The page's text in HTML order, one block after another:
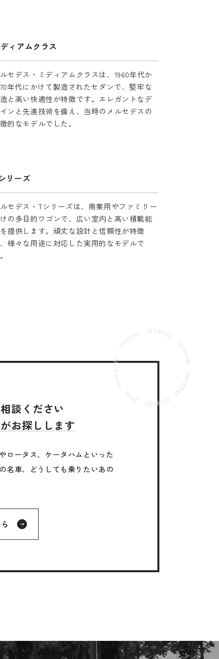
ィアムクラス
セデス・ミディアムクラスは、1960年代か
年代にかけて製造されたセダンで、堅牢な
と高い快適性が特徴です。エレガントなデ
ンと先進技術を備え、当時のメルセデスの
的なモデルでした。
リーズ
セデス・Tシリーズは、商業用やファミリー
の多目的ワゴンで、広い室内と高い積載能
提供します。頑丈な設計と信頼性が特徴
様々な用途に対応した実用的なモデルで
談ください
お探しします
ロータス、ケータハムといった
名車、どうしても乗りたいあの